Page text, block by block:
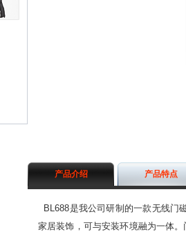
产品介绍 产品特点
BL688是我公司研制的一款无线门
家居装饰，可与安装环境融为一体